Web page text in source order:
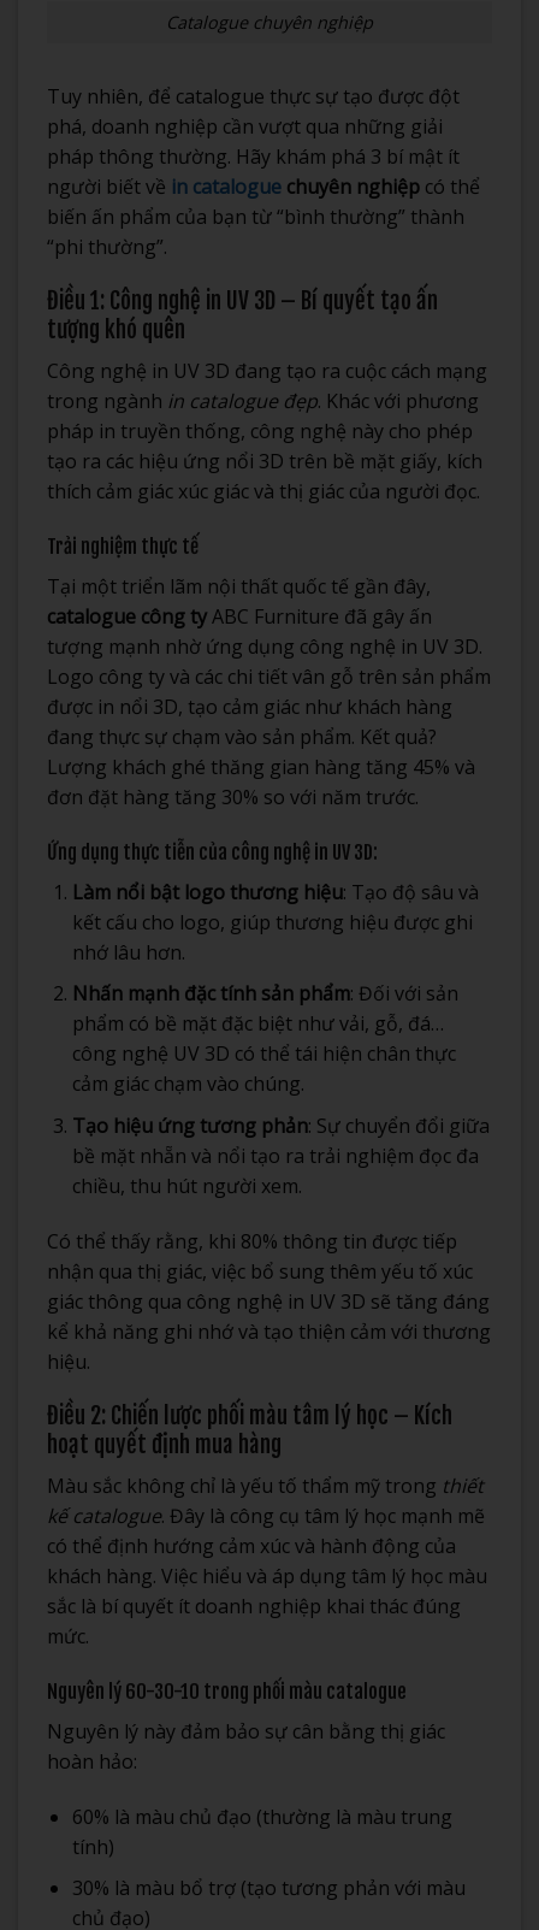
Catalogue chuyên nghiệp
Tuy nhiên, để catalogue thực sự tạo được đột
phá, doanh nghiệp cần vượt qua những giải
pháp thông thường. Hãy khám phá 3 bí mật ít
người biết về in catalogue chuyên nghiệp có thể
biến ấn phẩm của bạn từ “bình thường” thành
“phi thường”.
Điều 1: Công nghệ in UV 3D – Bí quyết tạo ấn
tượng khó quên
Công nghệ in UV 3D đang tạo ra cuộc cách mạng
trong ngành in catalogue đẹp. Khác với phương
pháp in truyền thống, công nghệ này cho phép
tạo ra các hiệu ứng nổi 3D trên bề mặt giấy, kích
thích cảm giác xúc giác và thị giác của người đọc.
Trải nghiệm thực tế
Tại một triển lãm nội thất quốc tế gần đây,
catalogue công tyABC Furniture đã gây ấn
tượng mạnh nhờ ứng dụng công nghệ in UV 3D.
Logo công ty và các chi tiết vân gỗ trên sản phẩm
được in nổi 3D, tạo cảm giác như khách hàng
đang thực sự chạm vào sản phẩm. Kết quả?
Lượng khách ghé thăng gian hàng tăng 45% và
đơn đặt hàng tăng 30% so với năm trước.
Ứng dụng thực tiễn của công nghệ in UV 3D:
Làm nổi bật logo thương hiệu: Tạo độ sâu và
kết cấu cho logo, giúp thương hiệu được ghi
nhớ lâu hơn.
Nhấn mạnh đặc tính sản phẩm: Đối với sản
phẩm có bề mặt đặc biệt như vải, gỗ, đá…
công nghệ UV 3D có thể tái hiện chân thực
cảm giác chạm vào chúng.
Tạo hiệu ứng tương phản: Sự chuyển đổi giữa
bề mặt nhẵn và nổi tạo ra trải nghiệm đọc đa
chiều, thu hút người xem.
Có thể thấy rằng, khi 80% thông tin được tiếp
nhận qua thị giác, việc bổ sung thêm yếu tố xúc
giác thông qua công nghệ in UV 3D sẽ tăng đáng
kể khả năng ghi nhớ và tạo thiện cảm với thương
hiệu.
Điều 2: Chiến lược phối màu tâm lý học – Kích
hoạt quyết định mua hàng
Màu sắc không chỉ là yếu tố thẩm mỹ trong thiết
kế catalogue. Đây là công cụ tâm lý học mạnh mẽ
có thể định hướng cảm xúc và hành động của
khách hàng. Việc hiểu và áp dụng tâm lý học màu
sắc là bí quyết ít doanh nghiệp khai thác đúng
mức.
Nguyên lý 60-30-10 trong phối màu catalogue
Nguyên lý này đảm bảo sự cân bằng thị giác
hoàn hảo:
60% là màu chủ đạo (thường là màu trung
tính)
30% là màu bổ trợ (tạo tương phản với màu
chủ đạo)